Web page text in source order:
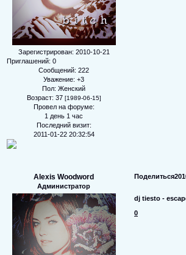
Зарегистрирован: 2010-10-21
Приглашений: 0
Сообщений: 222
Уважение: +3
Пол: Женский
Возраст: 37 [1989-06-15]
Провел на форуме:
1 день 1 час
Последний визит:
2011-01-22 20:32:54
Поделиться
Alexis Woodword
Администратор
dj tiesto -
0